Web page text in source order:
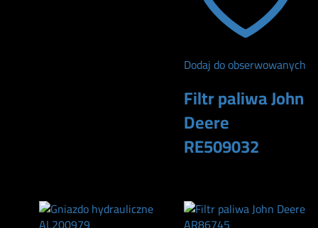
Dodaj do obserwowanych
Filtr paliwa John
Deere
RE509032